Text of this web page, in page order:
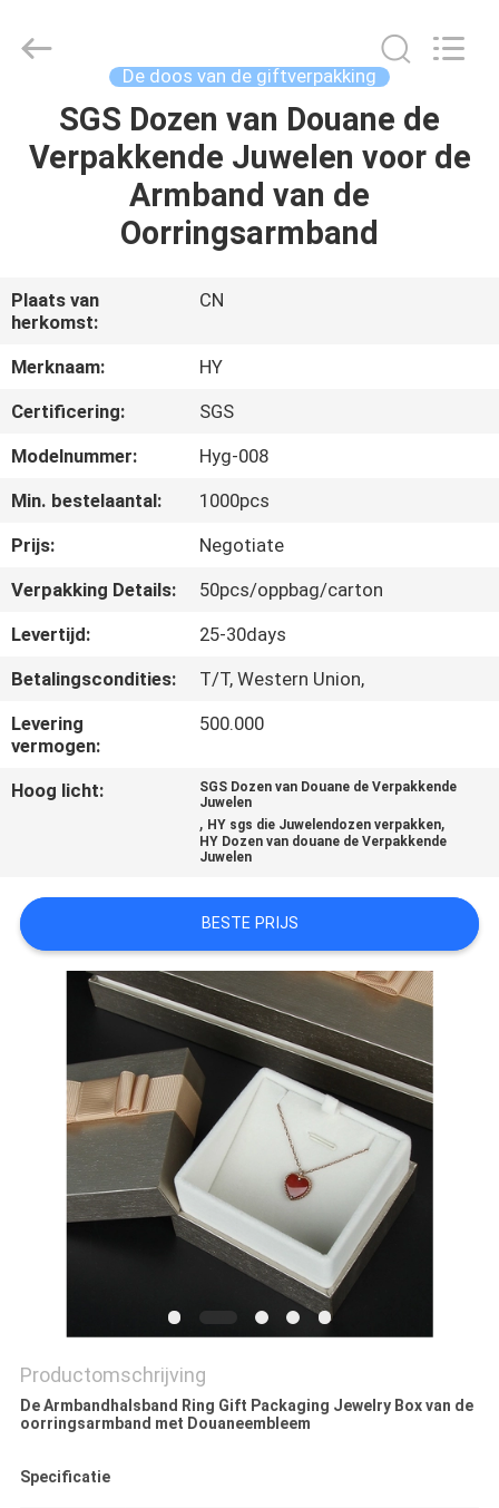
HUIS
PRODUCTEN
ONS
FABRIEKSTOCHT
KWALITEITSCONTROLE
NEEM
CONTACT
MET
ONS
OP
NIEUWS
VRAAG
SITEMAP
PRIVACYBELEID
Paper
Art&Crafts
De doos van de giftverpakking
SGS Dozen van Douane de
Verpakkende Juwelen voor de
Armband van de
Oorringsarmband
Plaats van
herkomst:
CN
Merknaam:
HY
Certificering:
SGS
Modelnummer:
Hyg-008
Min. bestelaantal:
1000pcs
Prijs:
Negotiate
Verpakking Details:
50pcs/oppbag/carton
Levertijd:
25-30days
Betalingscondities:
T/T, Western Union,
Levering
vermogen:
500.000
Hoog licht:
SGS Dozen van Douane de Verpakkende
Juwelen
, HY sgs die Juwelendozen verpakken,
HY Dozen van douane de Verpakkende
Juwelen
BESTE PRIJS
Productomschrijving
De Armbandhalsband Ring Gift Packaging Jewelry Box van de
oorringsarmband met Douaneembleem
Specificatie